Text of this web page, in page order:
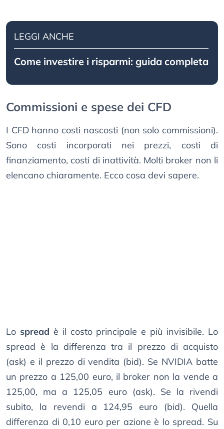
LEGGI ANCHE
Come investire i risparmi: guida completa
Commissioni e spese dei CFD
I CFD hanno costi nascosti (non solo commissioni).
Sono costi incorporati nei prezzi, costi di
finanziamento, costi di inattività. Molti broker non li
elencano chiaramente. Ecco cosa devi sapere.
Lo spread è il costo principale e più invisibile. Lo
spread è la differenza tra il prezzo di acquisto
(ask) e il prezzo di vendita (bid). Se NVIDIA batte
un prezzo a 125,00 euro, il broker non la vende a
125,00, ma a 125,05 euro (ask). Se la rivendi
subito, la revendi a 124,95 euro (bid). Quella
differenza di 0,10 euro per azione è lo spread. Su